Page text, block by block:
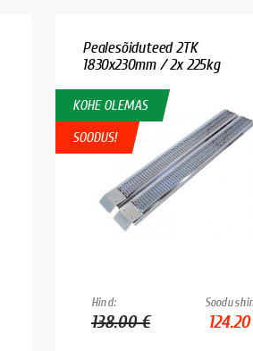
Pealesõiduteed 2TK
1830x230mm / 2x 225kg
KOHE OLEMAS
SOODUS!
Hind:
138.00 €